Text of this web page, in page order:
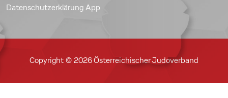
Datenschutzerklärung App
Copyright © 2026 Österreichischer Judoverband